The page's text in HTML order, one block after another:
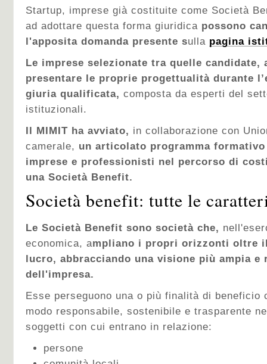
Startup, imprese già costituite come Società
ad adottare questa forma giuridica possono
l'apposita domanda presente sulla pagina
Le imprese selezionate tra quelle candidate,
presentare le proprie progettualità durante
giuria qualificata, composta da esperti del
istituzionali.
Il MIMIT ha avviato, in collaborazione con
camerale, un articolato programma formativo
imprese e professionisti nel percorso di
una Società Benefit.
Società benefit: tutte le
Le Società Benefit sono società che,
economica, ampliano i propri orizzonti oltre
lucro, abbracciando una visione più ampia e
dell'impresa.
Esse perseguono una o più finalità di beneficio
modo responsabile, sostenibile e trasparente
soggetti con cui entrano in relazione:
persone